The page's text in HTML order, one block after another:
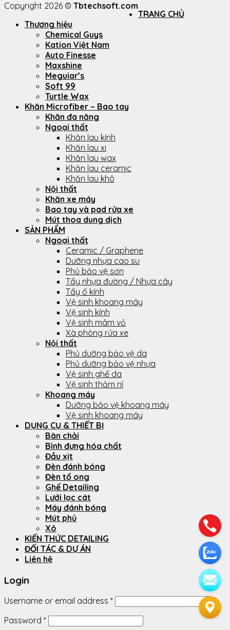
Copyright 2026 © Tbtechsoft.com
TRANG CHỦ
Thương hiệu
Chemical Guys
Kation Việt Nam
Auto Finesse
Maxshine
Meguiar’s
Soft 99
Turtle Wax
Khăn Microfiber – Bao tay
Khăn đa năng
Ngoại thất
Khăn lau kính
Khăn lau xi
Khăn lau wax
Khăn lau ceramic
Khăn lau khô
Nội thất
Khăn xe máy
Bao tay và pad rửa xe
Mút thoa dung dịch
SẢN PHẨM
Ngoại thất
Ceramic / Graphene
Dưỡng nhựa cao su
Phủ bảo vệ sơn
Tẩy nhựa đường / Nhựa cây
Tẩy ố kính
Vệ sinh khoang máy
Vệ sinh kính
Vệ sinh mâm vỏ
Xà phòng rửa xe
Nội thất
Phủ dưỡng bảo vệ da
Phủ dưỡng bảo vệ nhựa
Vệ sinh ghế da
Vệ sinh thảm nỉ
Khoang máy
Dưỡng bảo vệ khoang máy
Vệ sinh khoang máy
DỤNG CỤ & THIẾT BỊ
Bàn chải
Bình đựng hóa chất
Đầu xịt
Đèn đánh bóng
Đèn tổ ong
Ghế Detailing
Lưới lọc cát
Máy đánh bóng
Mút phủ
Xô
KIẾN THỨC DETAILING
ĐỐI TÁC & DỰ ÁN
Liên hệ
Login
Username or email address *
Password *